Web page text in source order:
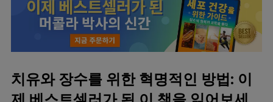
치유와 장수를 위한 혁명적인 방법: 이